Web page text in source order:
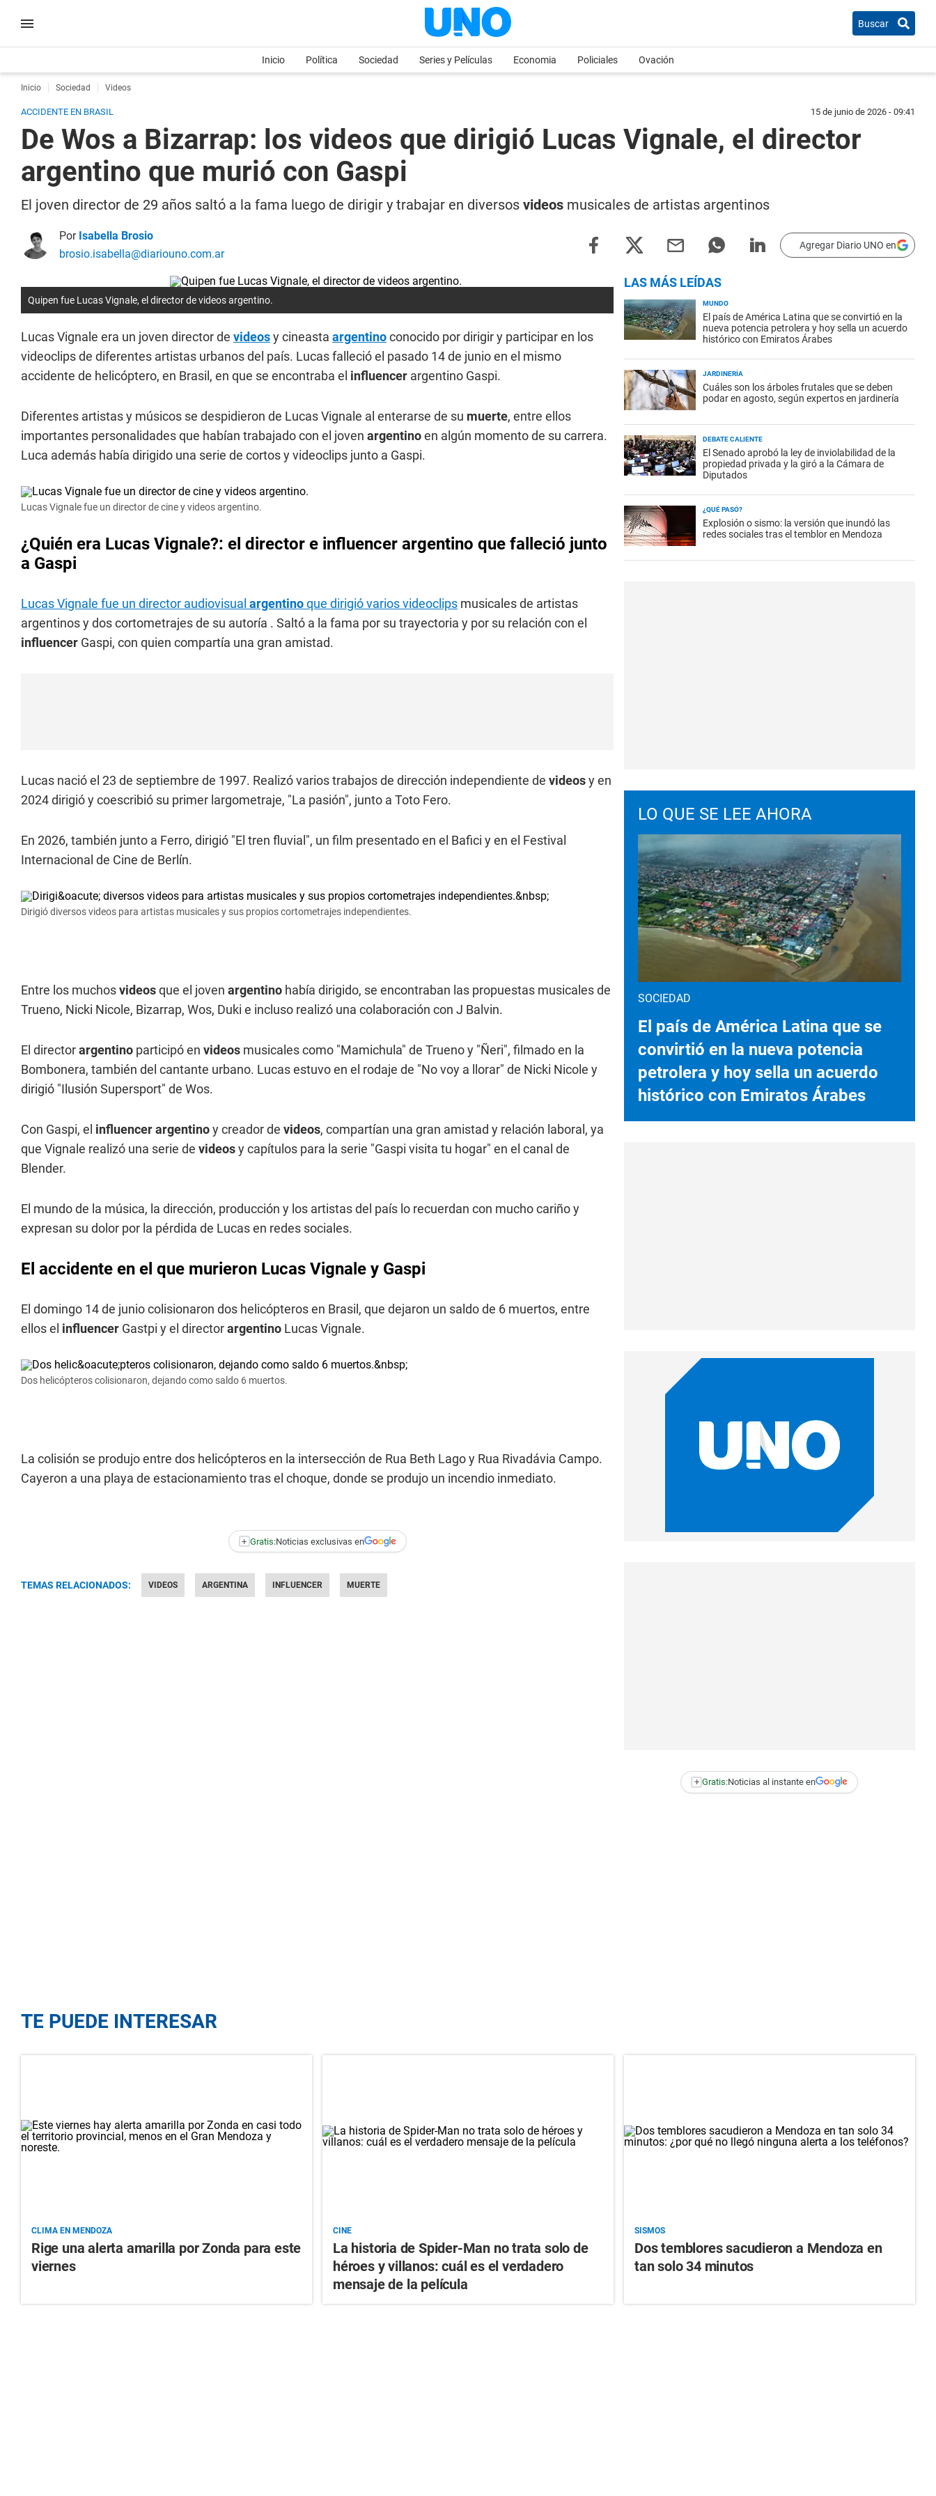
Buscar
Inicio Política Sociedad Series y Películas Economia Policiales Ovación
Inicio Sociedad Videos
ACCIDENTE EN BRASIL 15 de junio de 2026 - 09:41
De Wos a Bizarrap: los videos que dirigió Lucas Vignale, el director
argentino que murió con Gaspi
El joven director de 29 años saltó a la fama luego de dirigir y trabajar en diversos videos musicales de artistas argentinos
Por Isabella Brosio
brosio.isabella@diariouno.com.ar
Agregar Diario UNO en
Quipen fue Lucas Vignale, el director de videos argentino.
Lucas Vignale era un joven director de videosy cineasta argentinoconocido por dirigir y participar en los
videoclips de diferentes artistas urbanos del país. Lucas falleció el pasado 14 de junio en el mismo
accidente de helicóptero, en Brasil, en que se encontraba el influencer argentino Gaspi.
Diferentes artistas y músicos se despidieron de Lucas Vignale al enterarse de su muerte, entre ellos
importantes personalidades que habían trabajado con el joven argentinoen algún momento de su carrera.
Luca además había dirigido una serie de cortos y videoclips junto a Gaspi.
Lucas Vignale fue un director de cine y videos argentino.
¿Quién era Lucas Vignale?: el director e influencer argentino que falleció junto
a Gaspi
Lucas Vignale fue un director audiovisual argentinoque dirigió varios videoclips musicales de artistas
argentinos y dos cortometrajes de su autoría . Saltó a la fama por su trayectoria y por su relación con el
influencer Gaspi, con quien compartía una gran amistad.
Lucas nació el 23 de septiembre de 1997. Realizó varios trabajos de dirección independiente de videosy en
2024 dirigió y coescribió su primer largometraje, "La pasión", junto a Toto Fero.
En 2026, también junto a Ferro, dirigió "El tren fluvial", un film presentado en el Bafici y en el Festival
Internacional de Cine de Berlín.
Dirigió diversos videos para artistas musicales y sus propios cortometrajes independientes.
Entre los muchosvideosque el joven argentino había dirigido, se encontraban las propuestas musicales de
Trueno, Nicki Nicole, Bizarrap, Wos, Duki e incluso realizó una colaboración con J Balvin.
El directorargentino participó en videos musicales como "Mamichula" de Trueno y "Ñeri", filmado en la
Bombonera, también del cantante urbano. Lucas estuvo en el rodaje de "No voy a llorar" de Nicki Nicole y
dirigió "Ilusión Supersport" de Wos.
Con Gaspi, el influencer argentinoy creador de videos, compartían una gran amistad y relación laboral, ya
que Vignale realizó una serie de videosy capítulos para la serie "Gaspi visita tu hogar" en el canal de
Blender.
El mundo de la música, la dirección, producción y los artistas del país lo recuerdan con mucho cariño y
expresan su dolor por la pérdida de Lucas en redes sociales.
El accidente en el que murieron Lucas Vignale y Gaspi
El domingo 14 de junio colisionaron dos helicópteros en Brasil, que dejaron un saldo de 6 muertos, entre
ellos el influencer Gastpi y el directorargentino Lucas Vignale.
Dos helicópteros colisionaron, dejando como saldo 6 muertos.
La colisión se produjo entre dos helicópteros en la intersección de Rua Beth Lago y Rua Rivadávia Campo.
Cayeron a una playa de estacionamiento tras el choque, donde se produjo un incendio inmediato.
+ Gratis:Noticias exclusivas en
TEMAS RELACIONADOS: VIDEOS ARGENTINA INFLUENCER MUERTE
LAS MÁS LEÍDAS
MUNDO
El país de América Latina que se convirtió en la
nueva potencia petrolera y hoy sella un acuerdo
histórico con Emiratos Árabes
JARDINERÍA
Cuáles son los árboles frutales que se deben
podar en agosto, según expertos en jardinería
DEBATE CALIENTE
El Senado aprobó la ley de inviolabilidad de la
propiedad privada y la giró a la Cámara de
Diputados
¿QUÉ PASÓ?
Explosión o sismo: la versión que inundó las
redes sociales tras el temblor en Mendoza
LO QUE SE LEE AHORA
SOCIEDAD
El país de América Latina que se
convirtió en la nueva potencia
petrolera y hoy sella un acuerdo
histórico con Emiratos Árabes
+ Gratis:Noticias al instante en
TE PUEDE INTERESAR
CLIMA EN MENDOZA
Rige una alerta amarilla por Zonda para este
viernes
CINE
La historia de Spider-Man no trata solo de
héroes y villanos: cuál es el verdadero
mensaje de la película
SISMOS
Dos temblores sacudieron a Mendoza en
tan solo 34 minutos